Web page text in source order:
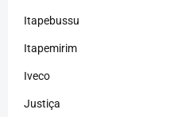
Itapebussu
Itapemirim
Iveco
Justiça